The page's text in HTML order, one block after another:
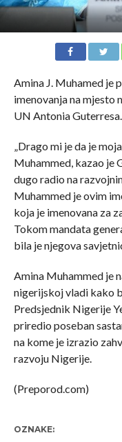
Amina J. Muhamed je
imenovanja na mjesto
UN Antonia Guterresa.
„Drago mi je da je
Muhammed, kazao je
dugo radio na
Muhammed je ovim
koja je imenovana za
Tokom mandata
bila je njegova
Amina Muhammed je
nigerijskoj vladi kako
Predsjednik Nigerije
priredio poseban
na kome je izrazio
razvoju Nigerije.
(Preporod.com)
OZNAKE: